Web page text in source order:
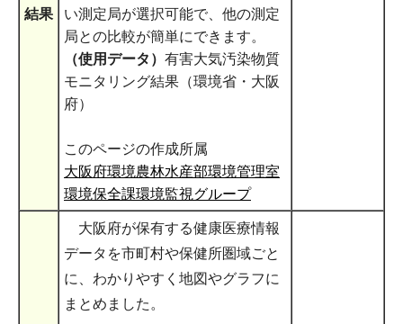
結果
い測定局が選択可能で、他の測定
局との比較が簡単にできます。
（使用データ） 有害大気汚染物質
モニタリング結果（環境省・大阪
府）
このページの作成所属
大阪府環境農林水産部環境管理室
環境保全課環境監視グループ
大阪府が保有する健康医療情報
データを市町村や保健所圏域ごと
に、わかりやすく地図やグラフに
まとめました。